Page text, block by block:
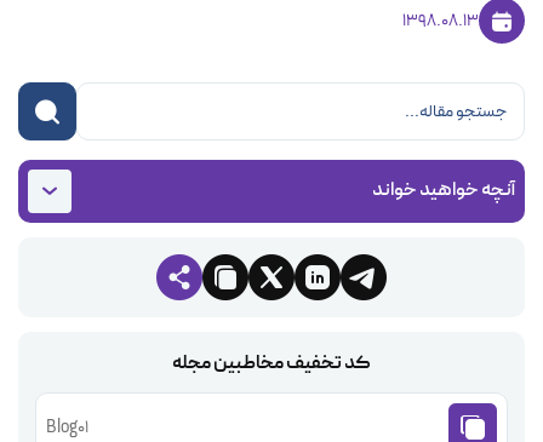
1398.08.13
آنچه خواهید خواند
کد تخفیف مخاطبین مجله
Blog01